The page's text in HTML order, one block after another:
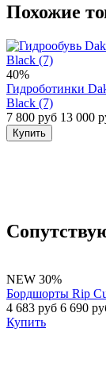
Похожие
40%
Гидроботинки
Black (7)
7 800 руб 13 000
Купить
NEW 30%
Бордшорты Rip
4 683 руб 6 690
Купить